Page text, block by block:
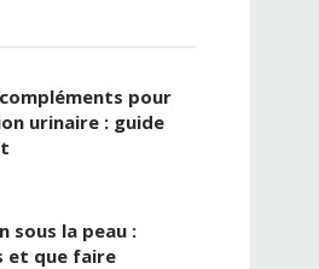
pour
urinaire : guide
sous la peau :
et que faire